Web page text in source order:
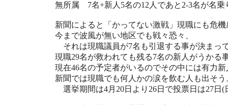
無所属 7名+新人5名の12人であと2-3名が名乗
新聞によると「かってない激戦」現職にも危
今まで波風が無い地区でも戦々恐々、
それは現職議員が7名も引退する事が決まっ
現職29名が救われても残る7名の新人がうかる
現在46名の予定者がいるのでその中には有力
新聞では現職でも何人かの涙を飲む人も出そ
選挙期間は4月20日より26日で投票日は27日(